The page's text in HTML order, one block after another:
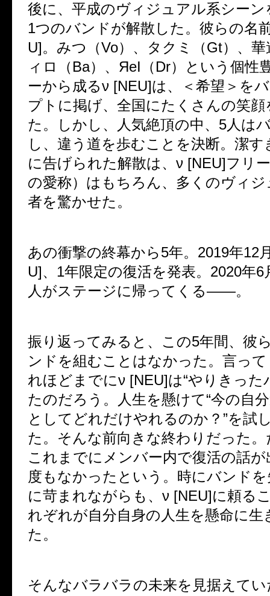
後に、平成のヴィジュアル系シー
1つのバンドが解散した。彼らの名
U]。みつ（Vo）、タクミ（Gt）、華
ィロ（Ba）、 ЯeI （Dr）という個性
ーから成るν [NEU]は、＜希望＞を
プトに掲げ、全国にたくさんの笑
た。しかし、人気絶頂の中、 5人は
し、違う道を歩むことを決断。潔
に告げられた解散は、 ν [NEU]フリ
の愛称）はもちろん、多くのヴィ
者を驚かせた。
あの衝撃の終幕から5年。 2019年12
U]、 1年限定の復活を発表。 2020年6
人がステージに帰ってくる――。
振り返ってみると、この5年間、彼
ンドを組むことはなかった。言っ
れほどまでにν [NEU]は“やりきった
たのだろう。人生を懸けて“今の自
としてどれだけやれるのか？ ”を試
た。そんな前向きな終わりだった
これまでにメンバー内で復活の話
度もなかったという。時にバンド
に苛まれながらも、 ν [NEU]に頼る
れぞれが自分自身の人生を懸命に生
た。
そんなバラバラの未来を見据えてい